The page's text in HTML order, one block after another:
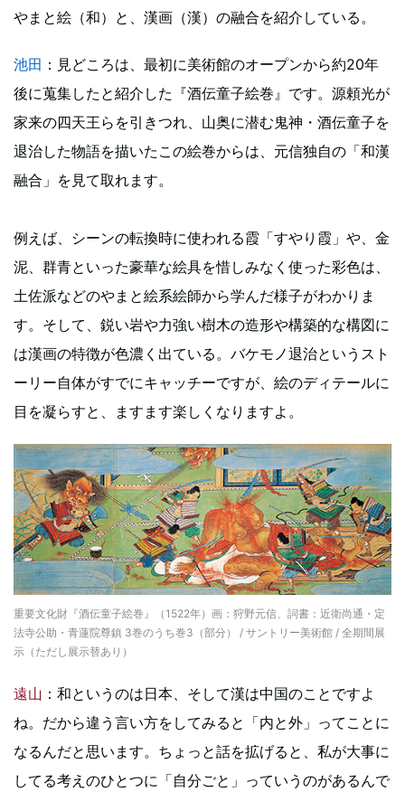
やまと絵（和）と、漢画（漢）の融合を紹介している。
池田 ：見どころは、最初に美術館のオープンから約20年
後に蒐集したと紹介した『酒伝童子絵巻』です。源頼光が
家来の四天王らを引きつれ、山奥に潜む鬼神・酒伝童子を
退治した物語を描いたこの絵巻からは、元信独自の「和漢
融合」を見て取れます。
例えば、シーンの転換時に使われる霞「すやり霞」や、金
泥、群青といった豪華な絵具を惜しみなく使った彩色は、
土佐派などのやまと絵系絵師から学んだ様子がわかりま
す。そして、鋭い岩や力強い樹木の造形や構築的な構図に
は漢画の特徴が色濃く出ている。バケモノ退治というスト
ーリー自体がすでにキャッチーですが、絵のディテールに
目を凝らすと、ますます楽しくなりますよ。
重要文化財『酒伝童子絵巻』（1522年）画：狩野元信、詞書：近衛尚通・定
法寺公助・青蓮院尊鎮 3巻のうち巻3（部分） / サントリー美術館 / 全期間展
示（ただし展示替あり）
遠山 ：和というのは日本、そして漢は中国のことですよ
ね。だから違う言い方をしてみると「内と外」ってことに
なるんだと思います。ちょっと話を拡げると、私が大事に
してる考えのひとつに「自分ごと」っていうのがあるんで